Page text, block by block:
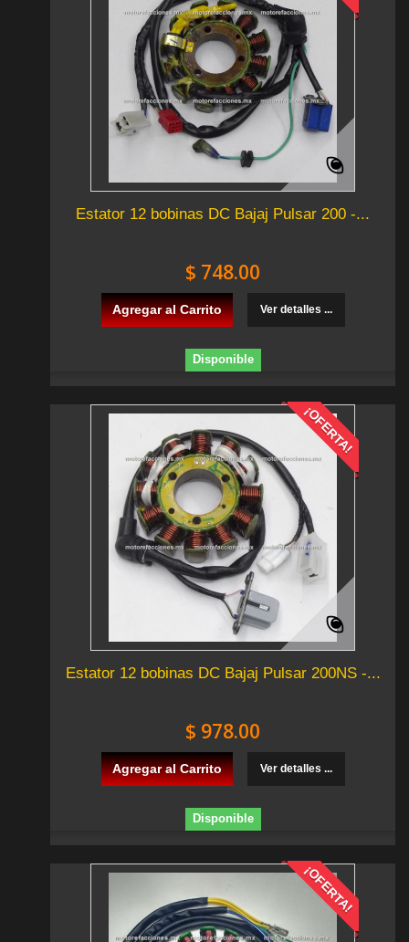
Estator 12 bobinas DC Bajaj Pulsar 200 -...
$ 748.00
Agregar al Carrito Ver detalles ...
Disponible
¡OFERTA!
Estator 12 bobinas DC Bajaj Pulsar 200NS -...
$ 978.00
Agregar al Carrito Ver detalles ...
Disponible
¡OFERTA!